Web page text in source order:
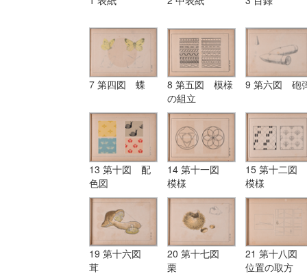
7 第四図 蝶
8 第五図 模様
の組立
9 第六図 砲
13 第十図 配
色図
14 第十一図
模様
15 第十二図
模様
19 第十六図
茸
20 第十七図
栗
21 第十八図
位置の取方